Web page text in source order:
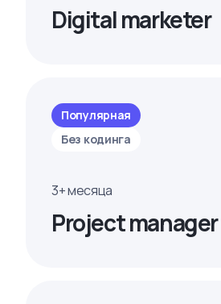
Digital marketer
Популярная
Без кодинга
3+ месяца
Project manager